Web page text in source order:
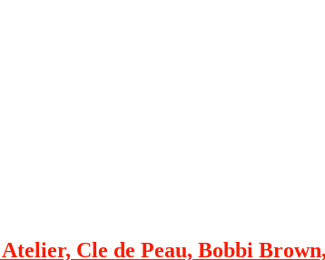
Cle de Peau, Bobbi